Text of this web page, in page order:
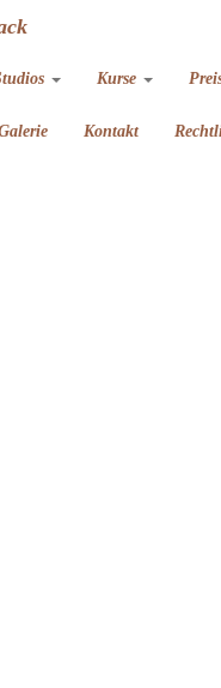
Kurse
Kontakt